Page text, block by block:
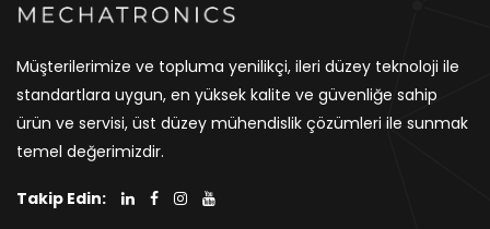
Müşterilerimize ve topluma yenilikçi, ileri düzey teknoloji ile
standartlara uygun, en yüksek kalite ve güvenliğe sahip
ürün ve servisi, üst düzey mühendislik çözümleri ile sunmak
temel değerimizdir.
Takip Edin: